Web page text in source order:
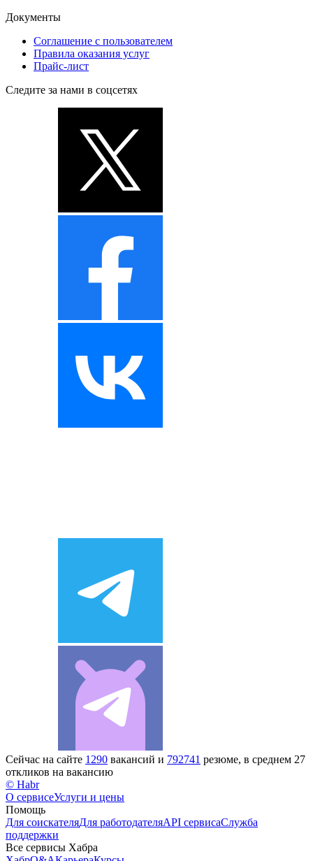
Документы
Соглашение с пользователем
Правила оказания услуг
Прайс-лист
Следите за нами в соцсетях
Сейчас на сайте 1290 вакансий и 792741 резюме, в среднем 27
откликов на вакансию
© Habr
О сервисеУслуги и цены
Помощь
Для соискателяДля работодателяAPI сервисаСлужба
поддержки
Все сервисы Хабра